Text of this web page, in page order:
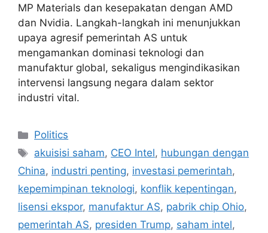
MP Materials dan kesepakatan dengan AMD
dan Nvidia. Langkah-langkah ini menunjukkan
upaya agresif pemerintah AS untuk
mengamankan dominasi teknologi dan
manufaktur global, sekaligus mengindikasikan
intervensi langsung negara dalam sektor
industri vital.
Categories
Politics
Tags
akuisisi saham, CEO Intel, hubungan dengan
China, industri penting, investasi pemerintah,
kepemimpinan teknologi, konflik kepentingan,
lisensi ekspor, manufaktur AS, pabrik chip Ohio,
pemerintah AS, presiden Trump, saham intel,